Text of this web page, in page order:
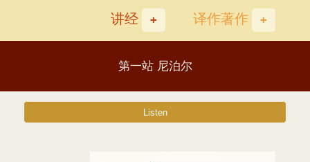
讲经
译作著作
第一站 尼泊尔